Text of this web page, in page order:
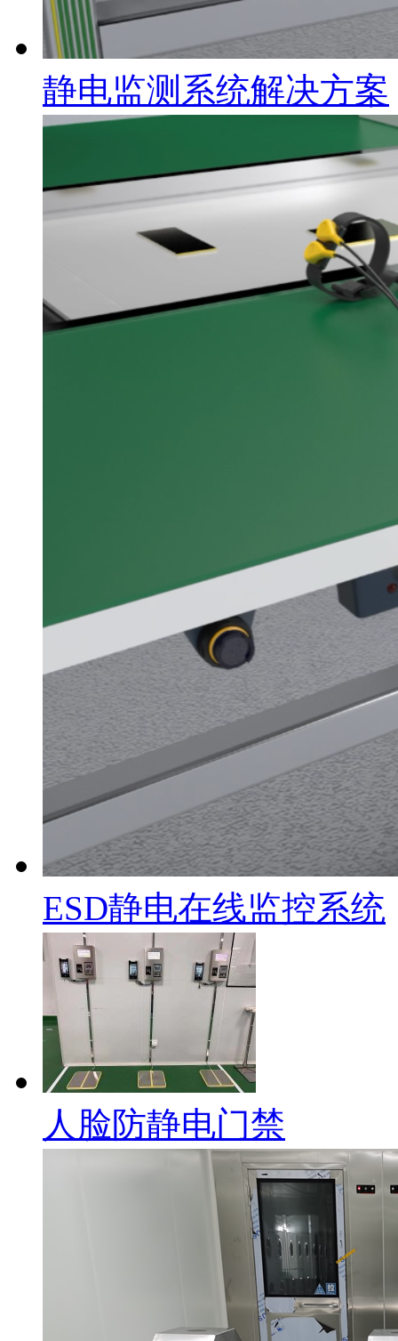
静电监测系统解决方案
ESD静电在线监控系统
人脸防静电门禁